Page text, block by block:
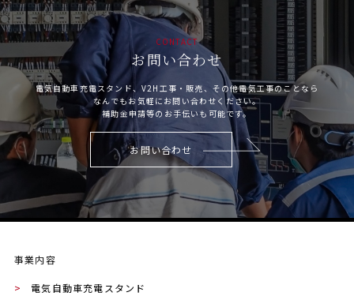
CONTACT
お問い合わせ
電気自動車充電スタンド、V2H工事・販売、その他電気工事のことなら
なんでもお気軽にお問い合わせください。
補助金申請等のお手伝いも可能です。
お問い合わせ
事業内容
> 電気自動車充電スタンド